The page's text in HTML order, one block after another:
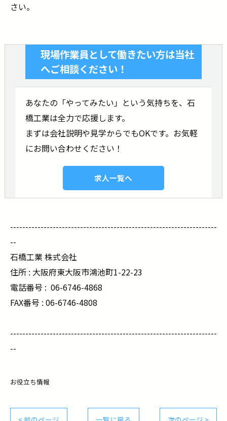
さい。
現場作業員として働きたい方は当社
へご相談ください！
あなたの「やってみたい」という気持ちを、石
橋工業は全力で応援します。
まずは会社説明や見学からでもOKです。お気軽
にお問い合わせください！
求人一覧へ
--------------------------------------------------------------------
--
石橋工業 株式会社
住所 : 大阪府東大阪市鴻池町1-22-23
電話番号 : 06-6746-4868
FAX番号 : 06-6746-4808
--------------------------------------------------------------------
--
お役立ち情報